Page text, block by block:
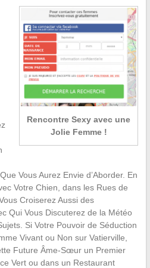
Rencontre Sexy avec une
Jolie Femme !
Vous Aurez Envie d’Aborder. En
Votre Chien, dans les Rues de
Croiserez Aussi des
Qui Vous Discuterez de la Météo
Si Votre Pouvoir de Séduction
Vivant ou Non sur Vatierville,
Future Âme-Sœur un Premier
Vert ou dans un Restaurant